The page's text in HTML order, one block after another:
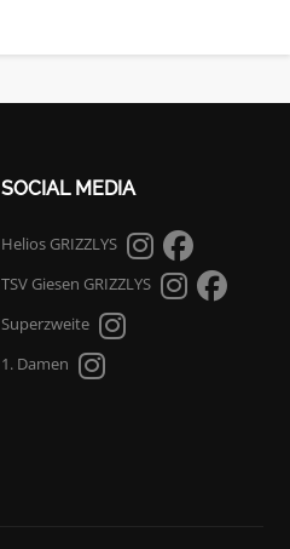
SOCIAL MEDIA
Helios GRIZZLYS
TSV Giesen GRIZZLYS
Superzweite
1. Damen